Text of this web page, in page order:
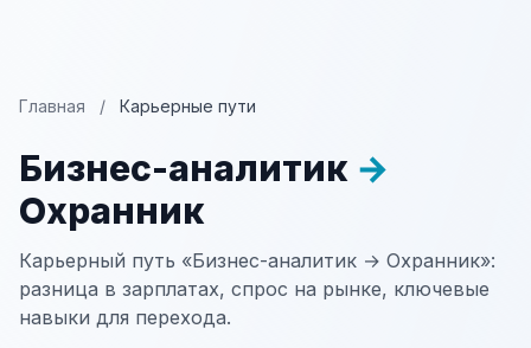
Главная / Карьерные пути
Бизнес-аналитик →
Охранник
Карьерный путь «Бизнес-аналитик → Охранник»:
разница в зарплатах, спрос на рынке, ключевые
навыки для перехода.